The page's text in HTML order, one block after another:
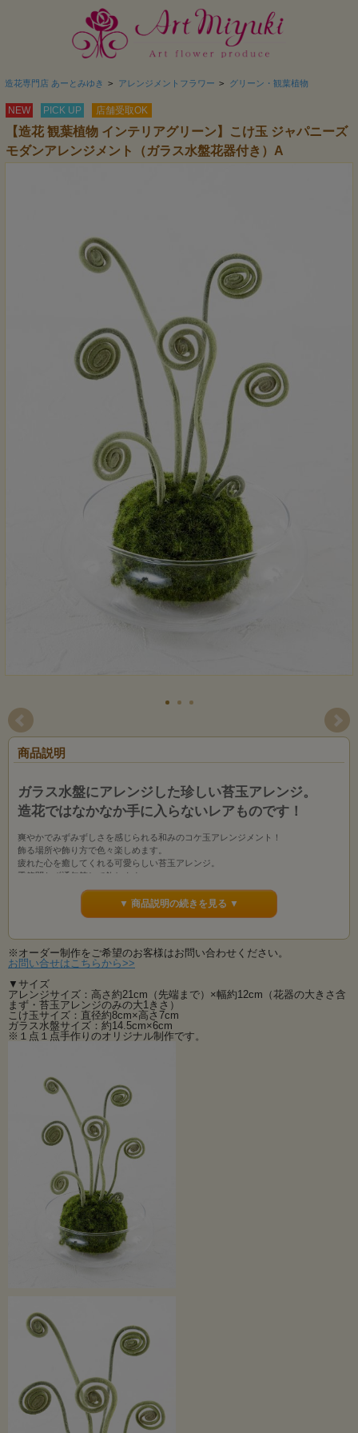
造花専門店 あーとみゆき > アレンジメントフラワー > グリーン・観葉植物
NEW PICK UP 店舗受取OK
【造花 観葉植物 インテリアグリーン】こけ玉 ジャパニーズ
モダンアレンジメント（ガラス水盤花器付き）A
商品説明
ガラス水盤にアレンジした珍しい苔玉アレンジ。
造花ではなかなか手に入らないレアものです！
爽やかでみずみずしさを感じられる和みのコケ玉アレンジメント！
飾る場所や飾り方で色々楽しめます。
疲れた心を癒してくれる可愛らしい苔玉アレンジ。
季節問わず通年等して飾れます。
簡単に飾れるように花器（硝子水盤）も付いております。
「これが造花！？」と思ってしまうはず・・・。
ジャパニーズモダンアレンジは洋風の空間に飾ってもバッチリおしゃれにフィッ
トします。
素敵な和の空間を・・・。
※花器（水盤）は取り外しが可能です。お手持ちの花器などにチェンジするなど
雰囲気を変えて飾るのも苔玉の楽しみ方のひとつです。
※１点１点手作りのオリジナル制作です。
▼ 商品説明の続きを見る ▼
※オーダー制作をご希望のお客様はお問い合わせください。
お問い合せはこちらから>>
▼サイズ
アレンジサイズ：高さ約21cm（先端まで）×幅約12cm（花器の大きさ含
まず・苔玉アレンジのみの大1きさ）
こけ玉サイズ：直径約8cm×高さ7cm
ガラス水盤サイズ：約14.5cm×6cm
※１点１点手作りのオリジナル制作です。